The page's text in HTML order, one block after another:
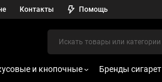
Контакты Помощь
и кнопочные Бренды сигарет